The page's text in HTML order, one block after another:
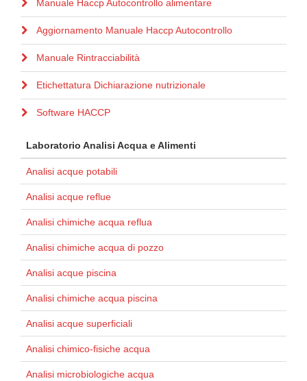
Manuale Haccp Autocontrollo alimentare
Aggiornamento Manuale Haccp Autocontrollo
Manuale Rintracciabilità
Etichettatura Dichiarazione nutrizionale
Software HACCP
Laboratorio Analisi Acqua e Alimenti
Analisi acque potabili
Analisi acque reflue
Analisi chimiche acqua reflua
Analisi chimiche acqua di pozzo
Analisi acque piscina
Analisi chimiche acqua piscina
Analisi acque superficiali
Analisi chimico-fisiche acqua
Analisi microbiologiche acqua